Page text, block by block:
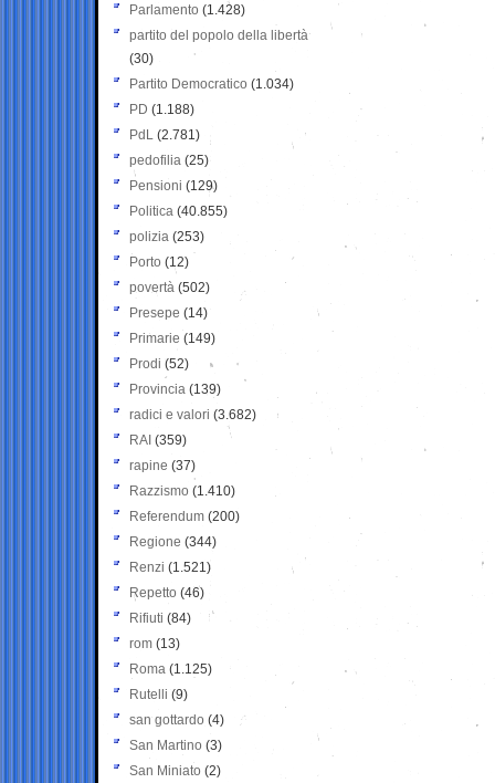
Parlamento (1.428)
partito del popolo della libertà
(30)
Partito Democratico (1.034)
PD (1.188)
PdL (2.781)
pedofilia (25)
Pensioni (129)
Politica (40.855)
polizia (253)
Porto (12)
povertà (502)
Presepe (14)
Primarie (149)
Prodi (52)
Provincia (139)
radici e valori (3.682)
RAI (359)
rapine (37)
Razzismo (1.410)
Referendum (200)
Regione (344)
Renzi (1.521)
Repetto (46)
Rifiuti (84)
rom (13)
Roma (1.125)
Rutelli (9)
san gottardo (4)
San Martino (3)
San Miniato (2)